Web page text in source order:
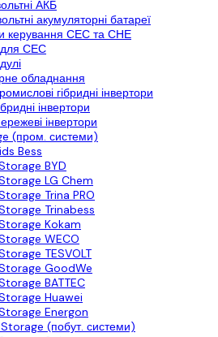
АКБ
акумуляторні батареї
керування СЕС та СНЕ
для СЕС
обладнання
гібридні інвертори
інвертори
інвертори
(пром. системи)
Bess
BYD
LG Chem
Trina PRO
Trinabess
Kokam
WECO
TESVOLT
GoodWe
BATTEC
Huawei
Energon
(побут. системи)